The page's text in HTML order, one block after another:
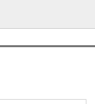
相続登記
相続税申告